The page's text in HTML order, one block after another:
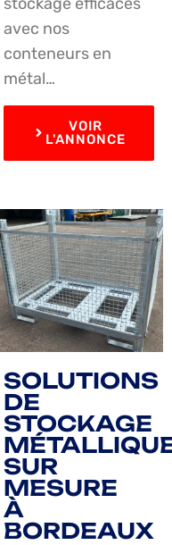
avec nos
conteneurs en
métal…
VOIR
L'ANNONCE
SOLUTIONS
DE
STOCKAGE
SUR
MESURE
À
BORDEAUX